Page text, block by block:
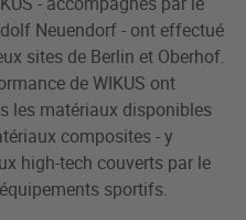
Neuendorf - ont effectué
sites de Berlin et Oberhof.
de WIKUS ont
les matériaux disponibles
composites - y
high-tech couverts par le
sportifs.